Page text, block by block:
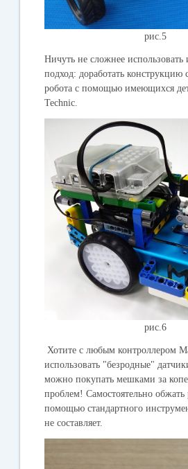
рис.5
Ничуть не сложнее использовать
подход: доработать конструкцию
робота с помощью имеющихся
Technic.
рис.6
Хотите с любым контроллером
использовать "безродные"
можно покупать мешками за
проблем! Самостоятельно обжать
помощью стандартного
не составляет.